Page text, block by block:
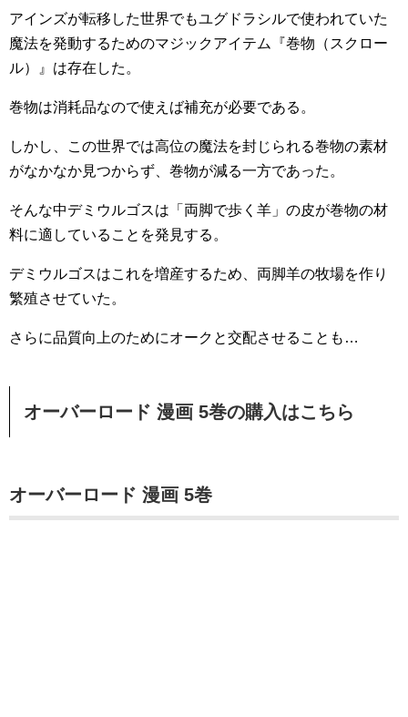
アインズが転移した世界でもユグドラシルで使われていた
魔法を発動するためのマジックアイテム『巻物（スクロー
ル）』は存在した。
巻物は消耗品なので使えば補充が必要である。
しかし、この世界では高位の魔法を封じられる巻物の素材
がなかなか見つからず、巻物が減る一方であった。
そんな中デミウルゴスは「両脚で歩く羊」の皮が巻物の材
料に適していることを発見する。
デミウルゴスはこれを増産するため、両脚羊の牧場を作り
繁殖させていた。
さらに品質向上のためにオークと交配させることも…
オーバーロード 漫画 5巻の購入はこちら
オーバーロード 漫画 5巻